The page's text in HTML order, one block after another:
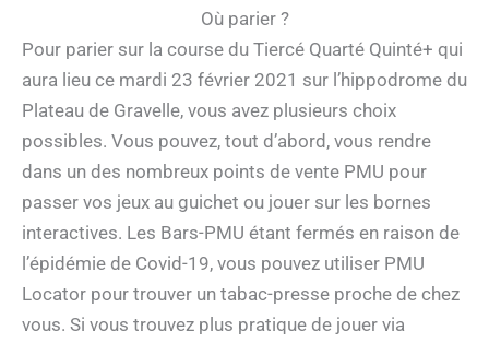
Où parier ?
Pour parier sur la course du Tiercé Quarté Quinté+ qui
aura lieu ce mardi 23 février 2021 sur l’hippodrome du
Plateau de Gravelle, vous avez plusieurs choix
possibles. Vous pouvez, tout d’abord, vous rendre
dans un des nombreux points de vente PMU pour
passer vos jeux au guichet ou jouer sur les bornes
interactives. Les Bars-PMU étant fermés en raison de
l’épidémie de Covid-19, vous pouvez utiliser PMU
Locator pour trouver un tabac-presse proche de chez
vous. Si vous trouvez plus pratique de jouer via